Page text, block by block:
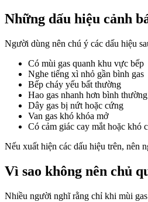
Những dấu hiệu cảnh
Người dùng nên chú ý các dấu hiệu
Có mùi gas quanh khu vực bếp
Nghe tiếng xì nhỏ gần bình gas
Bếp cháy yếu bất thường
Hao gas nhanh hơn bình thường
Dây gas bị nứt hoặc cứng
Van gas khó khóa mở
Có cảm giác cay mắt hoặc khó
Nếu xuất hiện các dấu hiệu trên, nên
Vì sao không nên chủ
Nhiều người nghĩ rằng chỉ khi mùi